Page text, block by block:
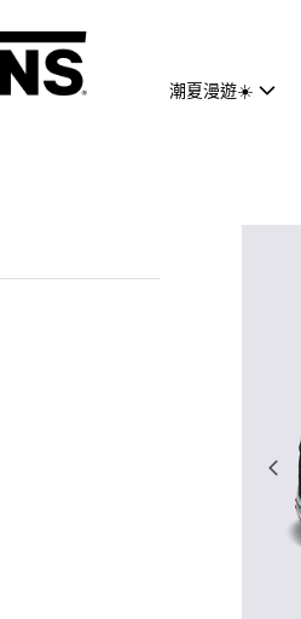
潮夏漫遊☀️